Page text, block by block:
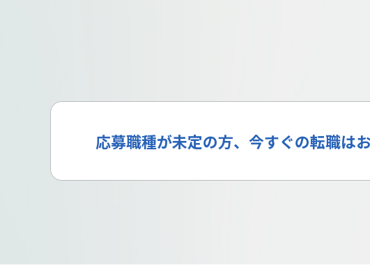
応募職種が未定の方、今すぐの転職は